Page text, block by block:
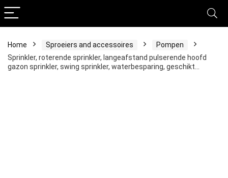
Home Sproeiers and accessoires
Pompen
Sprinkler, roterende sprinkler, langeafstand pulserende hoofd
gazon sprinkler, swing sprinkler, waterbesparing, geschikt…